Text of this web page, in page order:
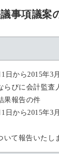
事項議案
日から2015年3
らびに会計監査
果報告の件
日から2015年3
て報告いたし